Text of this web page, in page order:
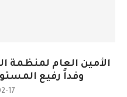
الأمين العام لمنظمة
وفداً رفيع
17